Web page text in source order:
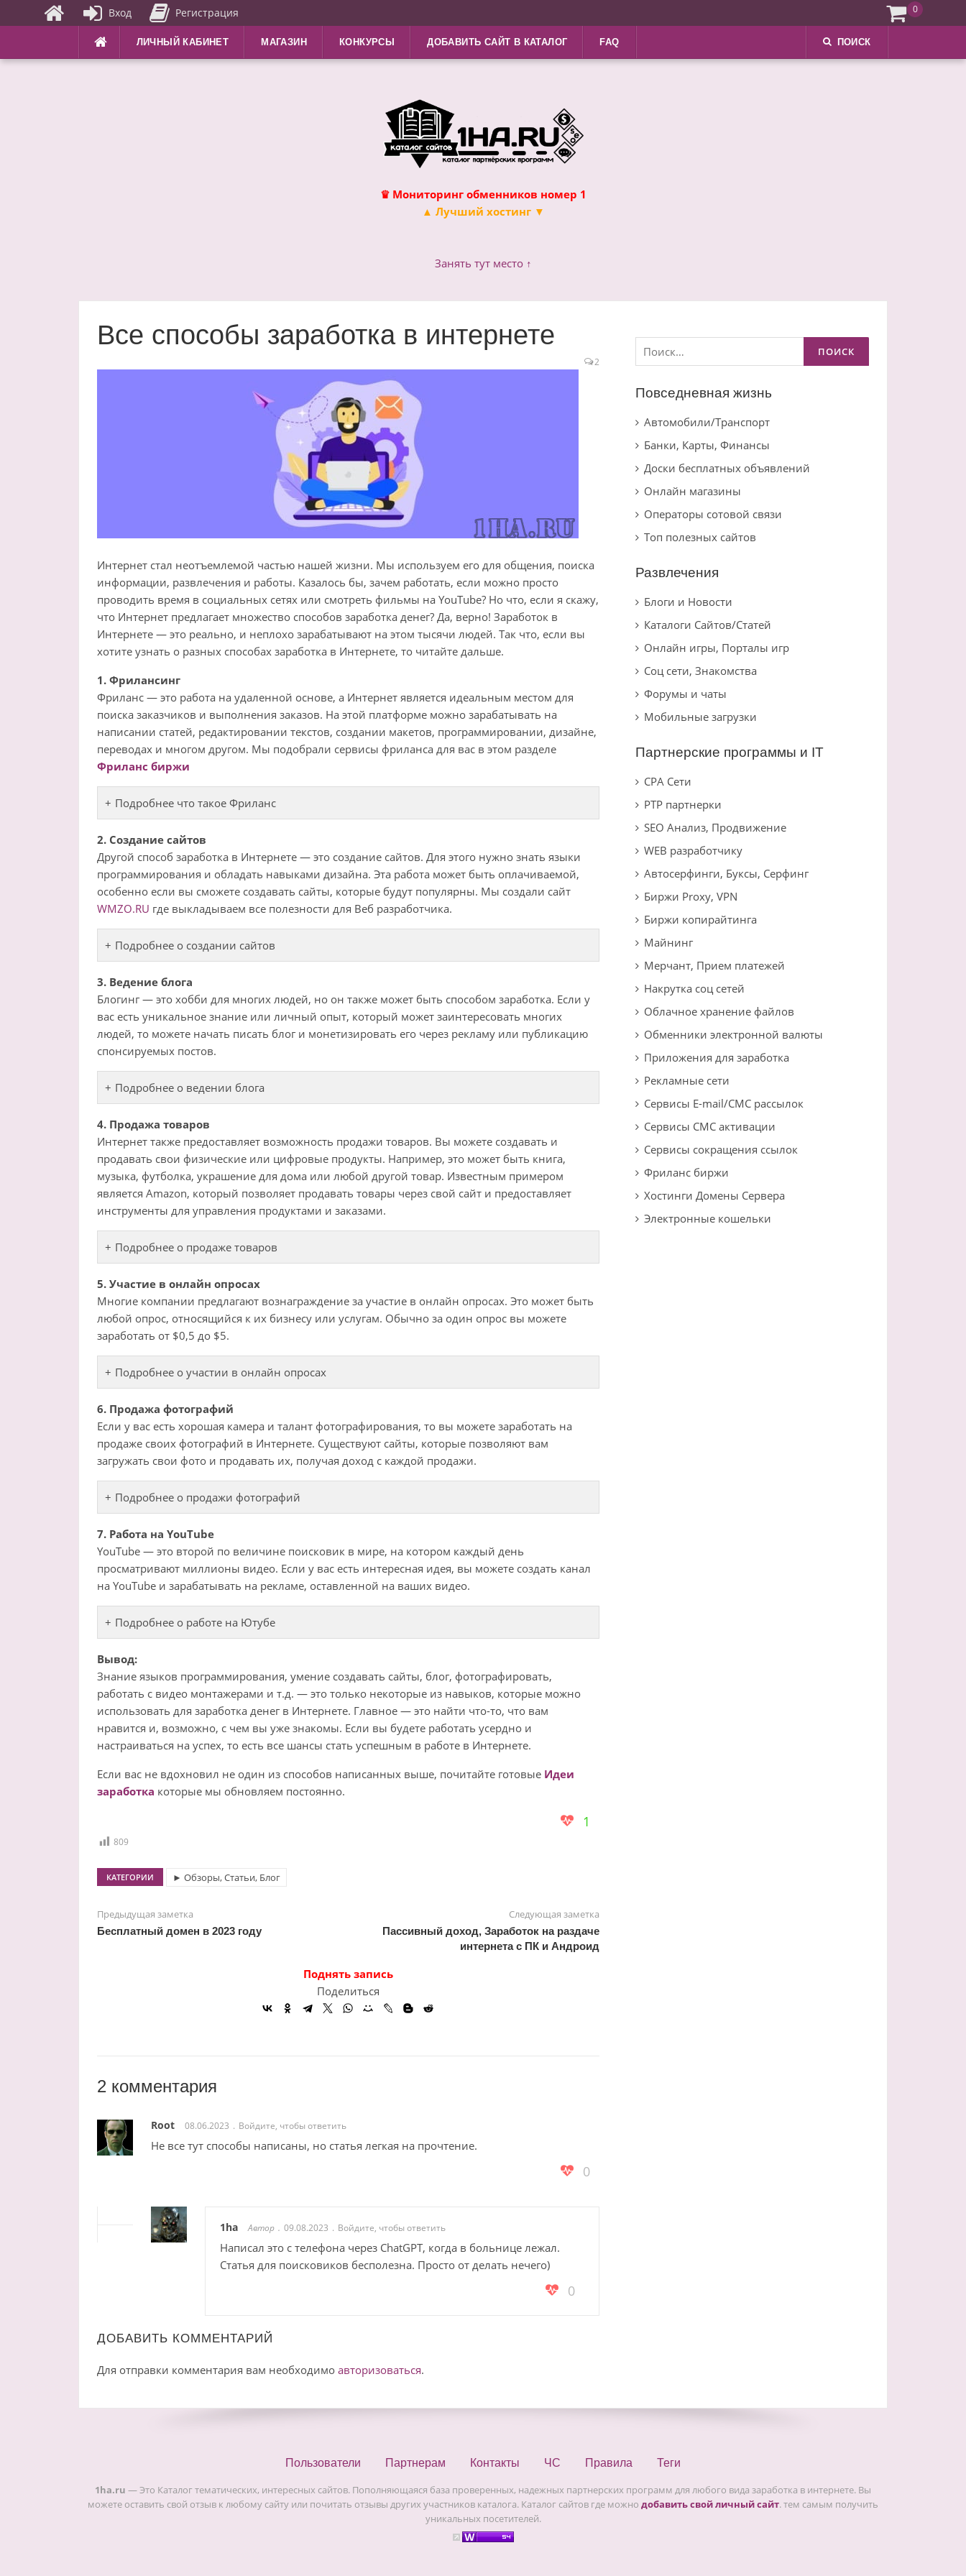
ЛИЧНЫЙ КАБИНЕТ МАГАЗИН КОНКУРСЫ ДОБАВИТЬ САЙТ В КАТАЛОГ FAQ ПОИСК
♛ Мониторинг обменников номер 1
▲ Лучший хостинг ▼
Занять тут место ↑
Все способы заработка в интернете
2
Интернет стал неотъемлемой частью нашей жизни. Мы используем его для общения, поиска
информации, развлечения и работы. Казалось бы, зачем работать, если можно просто
проводить время в социальных сетях или смотреть фильмы на YouTube? Но что, если я скажу,
что Интернет предлагает множество способов заработка денег? Да, верно! Заработок в
Интернете — это реально, и неплохо зарабатывают на этом тысячи людей. Так что, если вы
хотите узнать о разных способах заработка в Интернете, то читайте дальше.
1. Фрилансинг
Фриланс — это работа на удаленной основе, а Интернет является идеальным местом для
поиска заказчиков и выполнения заказов. На этой платформе можно зарабатывать на
написании статей, редактировании текстов, создании макетов, программировании, дизайне,
переводах и многом другом. Мы подобрали сервисы фриланса для вас в этом разделе
Фриланс биржи
Подробнее что такое Фриланс
2. Создание сайтов
Другой способ заработка в Интернете — это создание сайтов. Для этого нужно знать языки
программирования и обладать навыками дизайна. Эта работа может быть оплачиваемой,
особенно если вы сможете создавать сайты, которые будут популярны. Мы создали сайт
WMZO.RU где выкладываем все полезности для Веб разработчика.
Подробнее о создании сайтов
3. Ведение блога
Блогинг — это хобби для многих людей, но он также может быть способом заработка. Если у
вас есть уникальное знание или личный опыт, который может заинтересовать многих
людей, то можете начать писать блог и монетизировать его через рекламу или публикацию
спонсируемых постов.
Подробнее о ведении блога
4. Продажа товаров
Интернет также предоставляет возможность продажи товаров. Вы можете создавать и
продавать свои физические или цифровые продукты. Например, это может быть книга,
музыка, футболка, украшение для дома или любой другой товар. Известным примером
является Amazon, который позволяет продавать товары через свой сайт и предоставляет
инструменты для управления продуктами и заказами.
Подробнее о продаже товаров
5. Участие в онлайн опросах
Многие компании предлагают вознаграждение за участие в онлайн опросах. Это может быть
любой опрос, относящийся к их бизнесу или услугам. Обычно за один опрос вы можете
заработать от $0,5 до $5.
Подробнее о участии в онлайн опросах
6. Продажа фотографий
Если у вас есть хорошая камера и талант фотографирования, то вы можете заработать на
продаже своих фотографий в Интернете. Существуют сайты, которые позволяют вам
загружать свои фото и продавать их, получая доход с каждой продажи.
Подробнее о продажи фотографий
7. Работа на YouTube
YouTube — это второй по величине поисковик в мире, на котором каждый день
просматривают миллионы видео. Если у вас есть интересная идея, вы можете создать канал
на YouTube и зарабатывать на рекламе, оставленной на ваших видео.
Подробнее о работе на Ютубе
Вывод:
Знание языков программирования, умение создавать сайты, блог, фотографировать,
работать с видео монтажерами и т.д. — это только некоторые из навыков, которые можно
использовать для заработка денег в Интернете. Главное — это найти что-то, что вам
нравится и, возможно, с чем вы уже знакомы. Если вы будете работать усердно и
настраиваться на успех, то есть все шансы стать успешным в работе в Интернете.
Если вас не вдохновил не один из способов написанных выше, почитайте готовые Идеи
заработка которые мы обновляем постоянно.
1
809
КАТЕГОРИИ ► Обзоры, Статьи, Блог
Предыдущая заметка
Бесплатный домен в 2023 году
Следующая заметка
Пассивный доход, Заработок на раздаче
интернета с ПК и Андроид
Поднять запись
Поделиться
2 комментария
Root 08.06.2023 Войдите, чтобы ответить
Не все тут способы написаны, но статья легкая на прочтение.
0
1ha Автор 09.08.2023 Войдите, чтобы ответить
Написал это с телефона через ChatGPT, когда в больнице лежал.
Статья для поисковиков бесполезна. Просто от делать нечего)
0
ДОБАВИТЬ КОММЕНТАРИЙ
Для отправки комментария вам необходимо авторизоваться.
Найти:
Повседневная жизнь
Автомобили/Транспорт
Банки, Карты, Финансы
Доски бесплатных объявлений
Онлайн магазины
Операторы сотовой связи
Топ полезных сайтов
Развлечения
Блоги и Новости
Каталоги Сайтов/Статей
Онлайн игры, Порталы игр
Соц сети, Знакомства
Форумы и чаты
Мобильные загрузки
Партнерские программы и IT
CPA Сети
PTP партнерки
SEO Анализ, Продвижение
WEB разработчику
Автосерфинги, Буксы, Серфинг
Биржи Proxy, VPN
Биржи копирайтинга
Майнинг
Мерчант, Прием платежей
Накрутка соц сетей
Облачное хранение файлов
Обменники электронной валюты
Приложения для заработка
Рекламные сети
Сервисы E-mail/СМС рассылок
Сервисы СМС активации
Сервисы сокращения ссылок
Фриланс биржи
Хостинги Домены Сервера
Электронные кошельки
Пользователи Партнерам Контакты ЧС Правила Теги
1ha.ru — Это Каталог тематических, интересных сайтов. Пополняющаяся база проверенных, надежных партнерских программ для любого вида заработка в интернете. Вы
можете оставить свой отзыв к любому сайту или почитать отзывы других участников каталога. Каталог сайтов где можно добавить свой личный сайт. тем самым получить
уникальных посетителей.
Вход Регистрация 0